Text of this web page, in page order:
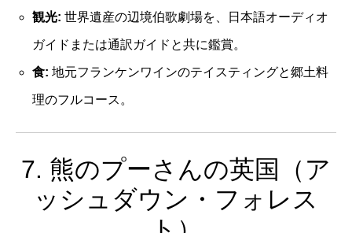
観光: 世界遺産の辺境伯歌劇場を、日本語オーディオ
ガイドまたは通訳ガイドと共に鑑賞。
食: 地元フランケンワインのテイスティングと郷土料
理のフルコース。
7. 熊のプーさんの英国（ア
ッシュダウン・フォレス